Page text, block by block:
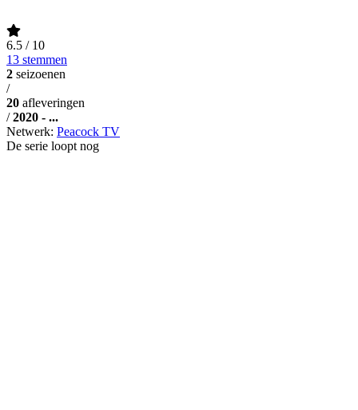
6.5 / 10
13 stemmen
2 seizoenen
/
20 afleveringen
/ 2020 - ...
Netwerk: Peacock TV
De serie loopt nog